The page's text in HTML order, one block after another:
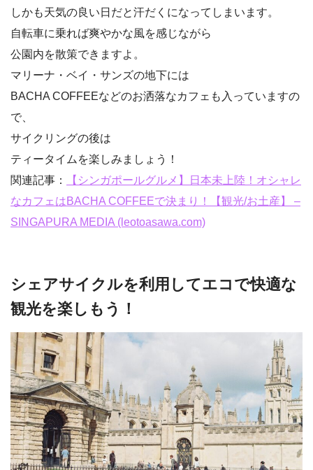
しかも天気の良い日だと汗だくになってしまいます。
自転車に乗れば爽やかな風を感じながら
公園内を散策できますよ。
マリーナ・ベイ・サンズの地下には
BACHA COFFEEなどのお洒落なカフェも入っていますの
で、
サイクリングの後は
ティータイムを楽しみましょう！
関連記事：
【シンガポールグルメ】日本未上陸！オシャレ
なカフェはBACHA COFFEEで決まり！【観光/お土産】 –
SINGAPURA MEDIA (leotoasawa.com)
シェアサイクルを利用してエコで快適な
観光を楽しもう！